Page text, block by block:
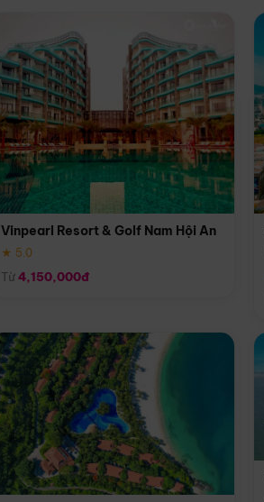
Vinpearl Resort & Golf Nam Hội An
★ 5.0
Từ4,150,000đ